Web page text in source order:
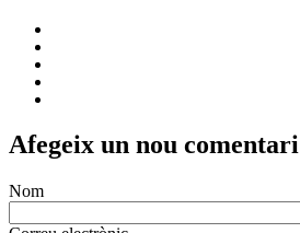
Afegeix un nou comentari
Nom